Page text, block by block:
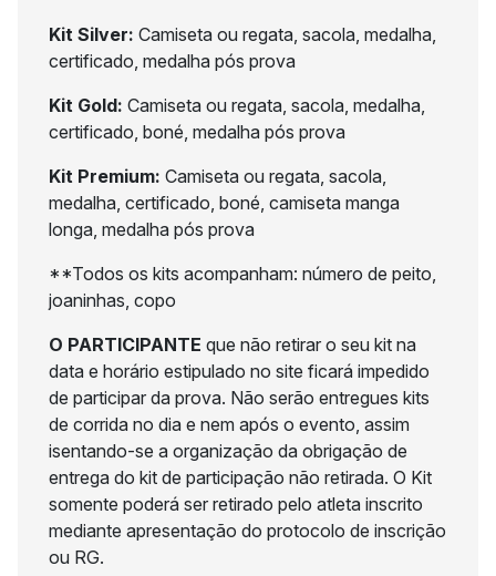
Kit Silver: Camiseta ou regata, sacola, medalha,
certificado, medalha pós prova
Kit Gold: Camiseta ou regata, sacola, medalha,
certificado, boné, medalha pós prova
Kit Premium: Camiseta ou regata, sacola,
medalha, certificado, boné, camiseta manga
longa, medalha pós prova
**Todos os kits acompanham: número de peito,
joaninhas, copo
O PARTICIPANTE que não retirar o seu kit na
data e horário estipulado no site ficará impedido
de participar da prova. Não serão entregues kits
de corrida no dia e nem após o evento, assim
isentando-se a organização da obrigação de
entrega do kit de participação não retirada. O Kit
somente poderá ser retirado pelo atleta inscrito
mediante apresentação do protocolo de inscrição
ou RG.